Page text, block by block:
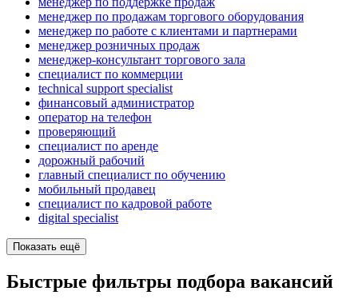
менеджер по продажам торгового оборудования
менеджер по работе с клиентами и партнерами
менеджер розничных продаж
менеджер-консультант торгового зала
специалист по коммерции
technical support specialist
финансовый администратор
опeрaтoр нa тeлeфoн
проверяющий
специалист по аренде
дорожный рабочий
главный специалист по обучению
мобильный продавец
специалист по кадровой работе
digital specialist
Показать ещё
Быстрые фильтры подбора вакансий